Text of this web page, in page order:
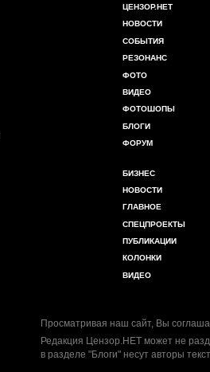
ЦЕНЗОР.НЕТ
НОВОСТИ
СОБЫТИЯ
РЕЗОНАНС
ФОТО
ВИДЕО
ФОТОШОПЫ
БЛОГИ
ФОРУМ
БИЗНЕС
НОВОСТИ
ГЛАВНОЕ
СПЕЦПРОЕКТЫ
ПУБЛИКАЦИИ
КОЛОНКИ
ВИДЕО
Просматривая наш сайт, Вы
Редакция Цензор.НЕТ может не
в разделе "Блоги" несут авторы